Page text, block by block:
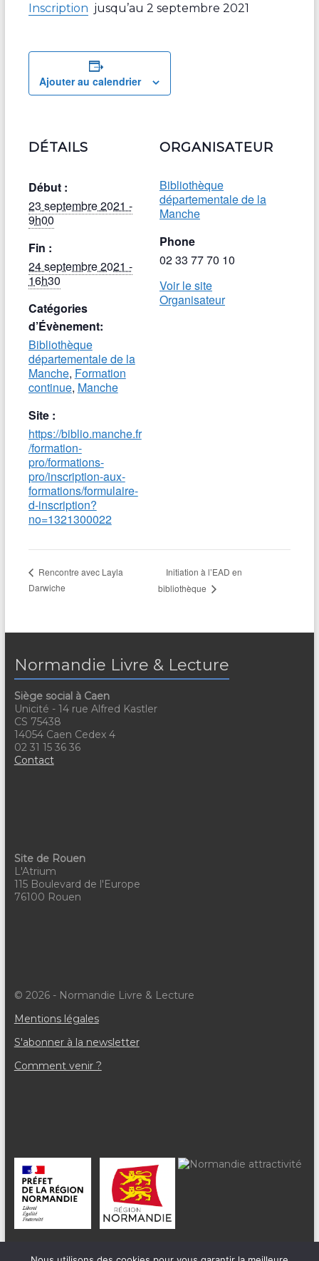
Inscription jusqu’au 2 septembre 2021
Ajouter au calendrier
DÉTAILS
Début :
23 septembre 2021 -
9h00
Fin :
24 septembre 2021 -
16h30
Catégories
d’Évènement:
Bibliothèque
départementale de la
Manche, Formation
continue, Manche
Site :
https://biblio.manche.fr
/formation-
pro/formations-
pro/inscription-aux-
formations/formulaire-
d-inscription?
no=1321300022
ORGANISATEUR
Bibliothèque
départementale de la
Manche
Phone
02 33 77 70 10
Voir le site
Organisateur
Rencontre avec Layla
Darwiche
Initiation à l’EAD en
bibliothèque
Normandie Livre & Lecture
Siège social à Caen
Unicité - 14 rue Alfred Kastler
CS 75438
14054 Caen Cedex 4
02 31 15 36 36
Contact
Site de Rouen
L'Atrium
115 Boulevard de l'Europe
76100 Rouen
© 2026 - Normandie Livre & Lecture
Mentions légales
S'abonner à la newsletter
Comment venir ?